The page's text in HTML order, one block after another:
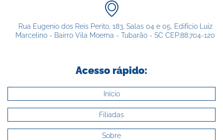
Rua Eugenio dos Reis Perito, 183, Salas 04 e 05, Edifício Luiz
Marcelino - Bairro Vila Moema - Tubarão - SC CEP:88.704-120
Acesso rápido:
Início
Filiadas
Sobre